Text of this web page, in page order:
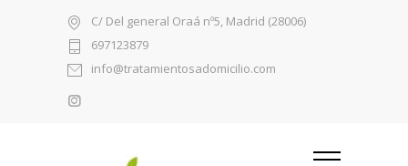
C/ Del general Oraá nº5, Madrid (28006)
697123879
info@tratamientosadomicilio.com